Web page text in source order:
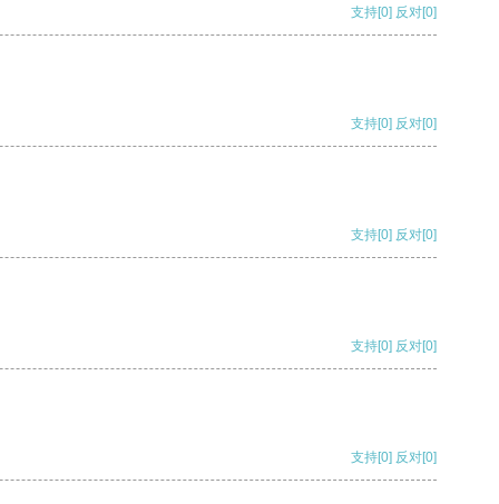
支持[0] 反对[0]
支持[0] 反对[0]
支持[0] 反对[0]
支持[0] 反对[0]
支持[0] 反对[0]